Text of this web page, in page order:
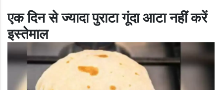
एक दिन से ज्यादा पुराटा गूंदा आटा नहीं करें
इस्तेमाल